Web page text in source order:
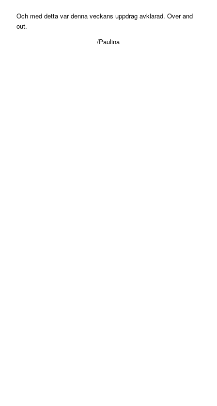
Och med detta var denna veckans uppdrag avklarad. Over and
out.
/Paulina